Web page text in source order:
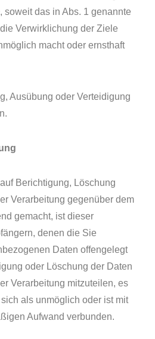
soweit das in Abs. 1 genannte
Verwirklichung der Ziele
macht oder ernsthaft
Ausübung oder Verteidigung
Berichtigung, Löschung
Verarbeitung gegenüber dem
gemacht, ist dieser
denen die Sie
Daten offengelegt
oder Löschung der Daten
Verarbeitung mitzuteilen, es
als unmöglich oder ist mit
Aufwand verbunden.